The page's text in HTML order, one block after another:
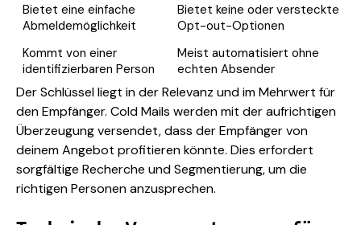
Bietet eine einfache
Abmeldemöglichkeit
Bietet keine oder versteckte
Opt-out-Optionen
Kommt von einer
identifizierbaren Person
Meist automatisiert ohne
echten Absender
Der Schlüssel liegt in der Relevanz und im Mehrwert für
den Empfänger. Cold Mails werden mit der aufrichtigen
Überzeugung versendet, dass der Empfänger von
deinem Angebot profitieren könnte. Dies erfordert
sorgfältige Recherche und Segmentierung, um die
richtigen Personen anzusprechen.